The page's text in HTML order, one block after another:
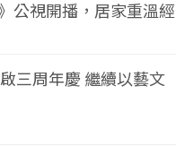
公視開播，居家重溫經
三周年慶 繼續以藝文